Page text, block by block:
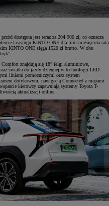
dostępna jest teraz za 204 900 zł, co oznacza
Leasingu KINTO ONE dla firm miesięczna rata
KINTO ONE sięga 1520 zł brutto. W obu
Comfort znajdują się 18" felgi aluminiowe,
światła do jazdy dziennej w technologii LED.
liniami pomocniczymi oraz system
dotykowym, nawigacją Connected z mapami
kierowcy zapewniają systemy Toyota T-
aktualizacji online.